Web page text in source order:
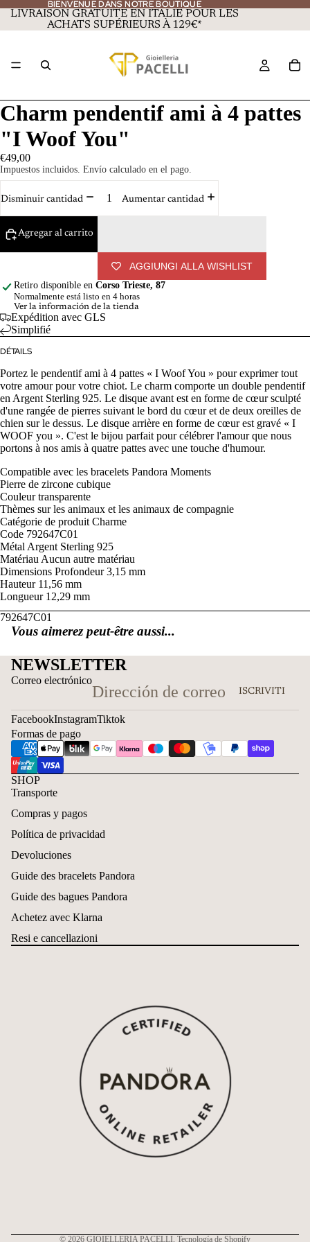
BIENVENUE DANS NOTRE BOUTIQUE
BIENVENUE DANS NOTRE BOUTIQUE
LIVRAISON GRATUITE EN ITALIE POUR LES
ACHATS SUPÉRIEURS À 129€*
Charm pendentif ami à 4 pattes
"I Woof You"
€49,00
Impuestos incluidos. Envío calculado en el pago.
Disminuir cantidad Aumentar cantidad
Agregar al carrito
AGGIUNGI ALLA WISHLIST
Retiro disponible en Corso Trieste, 87
Normalmente está listo en 4 horas
Ver la información de la tienda
Expédition avec GLS
Simplifié
DÉTAILS
Portez le pendentif ami à 4 pattes « I Woof You » pour exprimer tout
votre amour pour votre chiot. Le charm comporte un double pendentif
en Argent Sterling 925. Le disque avant est en forme de cœur sculpté
d'une rangée de pierres suivant le bord du cœur et de deux oreilles de
chien sur le dessus. Le disque arrière en forme de cœur est gravé « I
WOOF you ». C'est le bijou parfait pour célébrer l'amour que nous
portons à nos amis à quatre pattes avec une touche d'humour.
Compatible avec les bracelets Pandora Moments
Pierre de zircone cubique
Couleur transparente
Thèmes sur les animaux et les animaux de compagnie
Catégorie de produit Charme
Code 792647C01
Métal Argent Sterling 925
Matériau Aucun autre matériau
Dimensions Profondeur 3,15 mm
Hauteur 11,56 mm
Longueur 12,29 mm
792647C01
Vous aimerez peut-être aussi...
NEWSLETTER
Correo electrónico
ISCRIVITI
FacebookInstagramTiktok
Formas de pago
SHOP
Transporte
Compras y pagos
Política de privacidad
Devoluciones
Guide des bracelets Pandora
Guide des bagues Pandora
Achetez avec Klarna
Resi e cancellazioni
© 2026 GIOIELLERIA PACELLI , Tecnología de Shopify
Política de reembolso